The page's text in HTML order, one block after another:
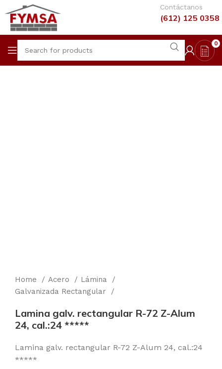
Contáctanos
(612) 125 0358
0
Home Acero
Lámina
Galvanizada Rectangular
Lamina galv. rectangular R-72 Z-Alum
24, cal.:24 *****
Lamina galv. rectangular R-72 Z-Alum 24, cal.:24
*****